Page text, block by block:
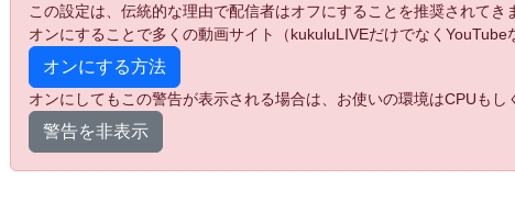
この設定は、伝統的な理由で配信者はオフにすることを推奨されてき
オンにすることで多くの動画サイト（kukuluLIVEだけでなく
オンにする方法
オンにしてもこの警告が表示される場合は、お使いの環境はCPUも
警告を非表示